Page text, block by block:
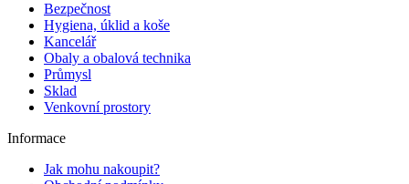
Bezpečnost
Hygiena, úklid a koše
Kancelář
Obaly a obalová technika
Průmysl
Sklad
Venkovní prostory
Informace
Jak mohu nakoupit?